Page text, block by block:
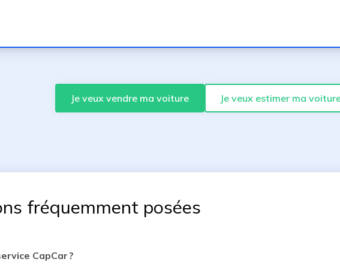
Je veux vendre ma voiture Je veux estimer ma
fréquemment posées
CapCar ?